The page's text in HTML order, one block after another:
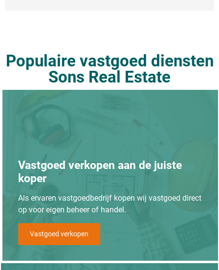
Populaire vastgoed diensten
Sons Real Estate
Vastgoed verkopen aan de juiste
koper
Als ervaren vastgoedbedrijf kopen wij vastgoed direct
op voor eigen beheer of handel.
Vastgoed verkopen